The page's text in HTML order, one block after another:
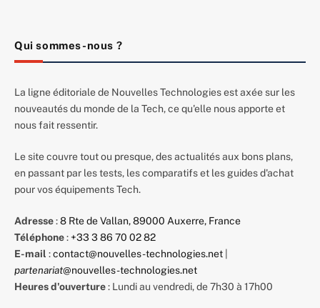
Qui sommes-nous ?
La ligne éditoriale de Nouvelles Technologies est axée sur les
nouveautés du monde de la Tech, ce qu'elle nous apporte et
nous fait ressentir.
Le site couvre tout ou presque, des actualités aux bons plans,
en passant par les tests, les comparatifs et les guides d'achat
pour vos équipements Tech.
Adresse:8 Rte de Vallan, 89000 Auxerre, France
Téléphone: +33 3 86 70 02 82
E-mail :contact@nouvelles-technologies.net |
partenariat@nouvelles-technologies.net
Heures d'ouverture: Lundi au vendredi, de 7h30 à 17h00